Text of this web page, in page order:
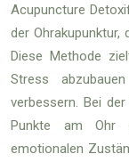
Acupuncture
der Ohrakupunktur,
Diese Methode
Stress
verbessern. Bei
Punkte am Ohr
emotionalen